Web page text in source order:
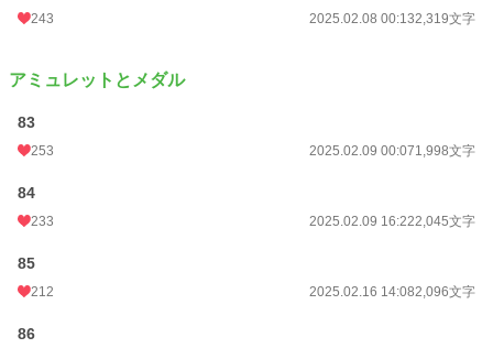
243 2025.02.08 00:132,319文字
アミュレットとメダル
83
253 2025.02.09 00:071,998文字
84
233 2025.02.09 16:222,045文字
85
212 2025.02.16 14:082,096文字
86